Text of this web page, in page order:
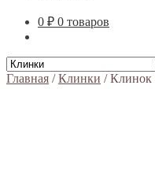
0 ₽ 0 товаров
Главная /Клинки /Клинок